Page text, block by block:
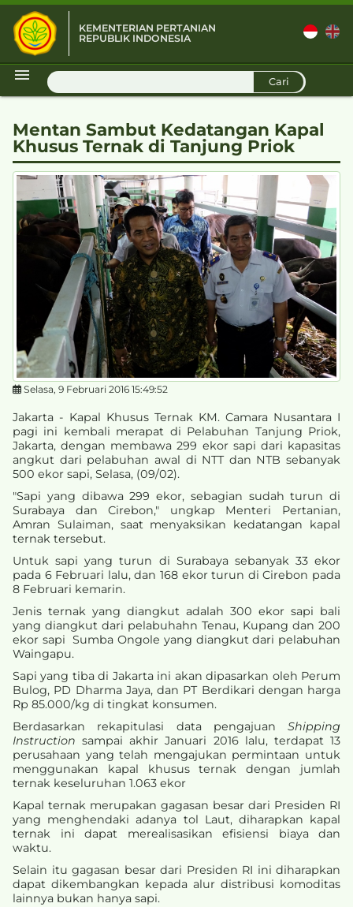
KEMENTERIAN PERTANIAN
REPUBLIK INDONESIA
Cari
D
Mentan Sambut Kedatangan Kapal
Khusus Ternak di Tanjung Priok
Selasa, 9 Februari 2016 15:49:52
Jakarta - Kapal Khusus Ternak KM. Camara Nusantara I
pagi ini kembali merapat di Pelabuhan Tanjung Priok,
Jakarta, dengan membawa 299 ekor sapi dari kapasitas
angkut dari pelabuhan awal di NTT dan NTB sebanyak
500 ekor sapi, Selasa, (09/02).
"Sapi yang dibawa 299 ekor, sebagian sudah turun di
Surabaya dan Cirebon," ungkap Menteri Pertanian,
Amran Sulaiman, saat menyaksikan kedatangan kapal
ternak tersebut.
Untuk sapi yang turun di Surabaya sebanyak 33 ekor
pada 6 Februari lalu, dan 168 ekor turun di Cirebon pada
8 Februari kemarin.
Jenis ternak yang diangkut adalah 300 ekor sapi bali
yang diangkut dari pelabuhahn Tenau, Kupang dan 200
ekor sapi Sumba Ongole yang diangkut dari pelabuhan
Waingapu.
Sapi yang tiba di Jakarta ini akan dipasarkan oleh Perum
Bulog, PD Dharma Jaya, dan PT Berdikari dengan harga
Rp 85.000/kg di tingkat konsumen.
Berdasarkan rekapitulasi data pengajuan Shipping
Instruction sampai akhir Januari 2016 lalu, terdapat 13
perusahaan yang telah mengajukan permintaan untuk
menggunakan kapal khusus ternak dengan jumlah
ternak keseluruhan 1.063 ekor
Kapal ternak merupakan gagasan besar dari Presiden RI
yang menghendaki adanya tol Laut, diharapkan kapal
ternak ini dapat merealisasikan efisiensi biaya dan
waktu.
Selain itu gagasan besar dari Presiden RI ini diharapkan
dapat dikembangkan kepada alur distribusi komoditas
lainnya bukan hanya sapi.